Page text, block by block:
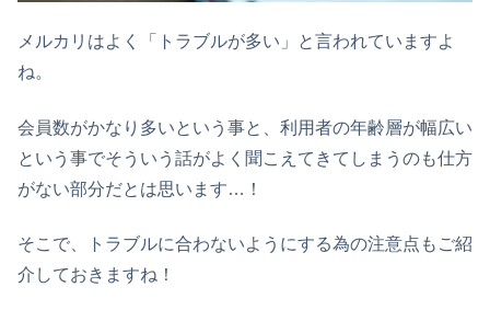
メルカリはよく「トラブルが多い」と言われていますよ
ね。
会員数がかなり多いという事と、利用者の年齢層が幅広い
という事でそういう話がよく聞こえてきてしまうのも仕方
がない部分だとは思います…！
そこで、トラブルに合わないようにする為の注意点もご紹
介しておきますね！